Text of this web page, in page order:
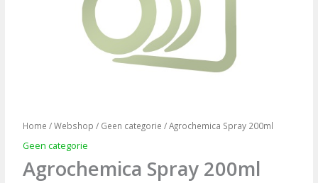
Home /Webshop / Geen categorie / Agrochemica Spray 200ml
Geen categorie
Agrochemica Spray 200ml